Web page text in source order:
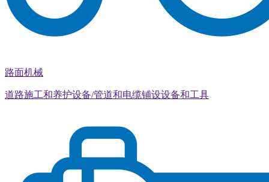
路面机械
道路施工和养护设备/管道和电缆铺设设备和工具